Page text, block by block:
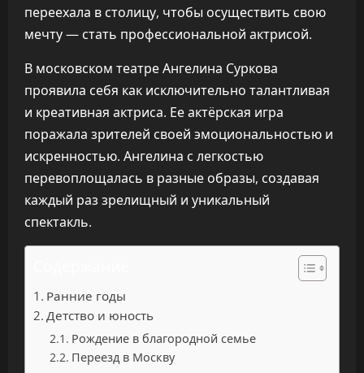
переехала в столицу, чтобы осуществить свою
мечту — стать профессиональной актрисой.
В московском театре Ангелина Суркова
проявила себя как исключительно талантливая
и креативная актриса. Ее актёрская игра
поражала зрителей своей эмоциональностью и
искренностью. Ангелина с легкостью
перевоплощалась в разные образы, создавая
каждый раз зрелищный и уникальный
спектакль.
Ранние годы
Детство и юность
Рождение в благородной семье
Переезд в Москву